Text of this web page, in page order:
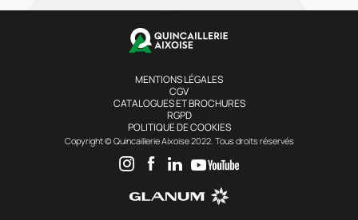
MENTIONS LÉGALES
CGV
CATALOGUES ET BROCHURES
RGPD
POLITIQUE DE COOKIES
Copyright © Quincaillerie Aixoise 2022. Tous droits réservés